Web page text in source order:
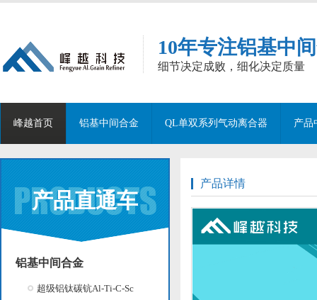
10年专注铝基中
细节决定成败，细化决定质量
峰越首页 铝基中间合金 QL单双系列气动离合器 产品
产品直通车
铝基中间合金
超级铝钛碳钪Al-Ti-C-Sc
产品详情